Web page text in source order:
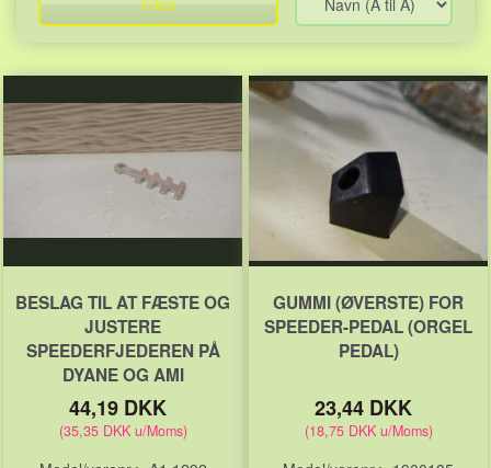
BESLAG TIL AT FÆSTE OG
JUSTERE
SPEEDERFJEDEREN PÅ
DYANE OG AMI
44,19 DKK
(35,35 DKKu/Moms)
GUMMI (ØVERSTE) FOR
SPEEDER-PEDAL (ORGEL
PEDAL)
23,44 DKK
(18,75 DKKu/Moms)